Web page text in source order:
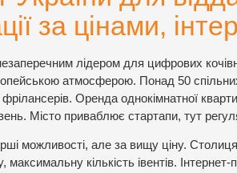
за цінами,
лідером для цифрових
атмосферою. Понад 50
фрілансерів. Оренда однокімнатної
Місто приваблює стартапи, тут
можливості, але за вищу ціну.
максимальну кількість івентів.